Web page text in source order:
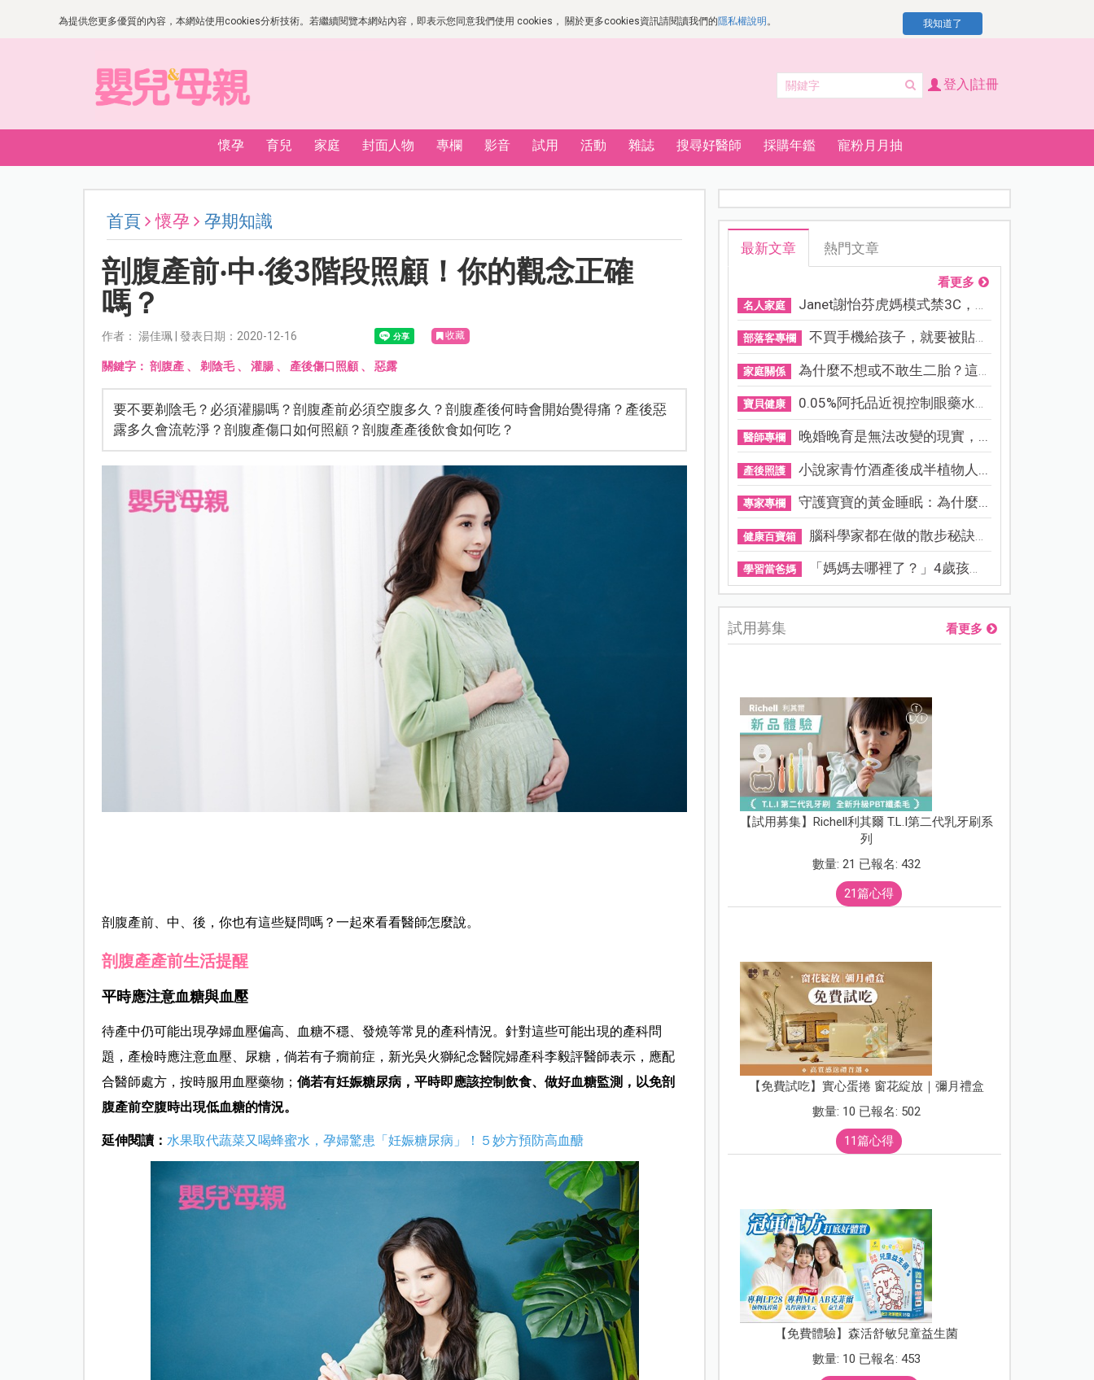
為提供您更多優質的內容，本網站使用cookies分析技術。若繼續閱覽本網站內容，即表示您同意我們使用 cookies， 關於更多cookies資訊請閱讀我們的隱私權說明 。 我知道了
登入|註冊
懷孕 育兒 家庭 封面人物 專欄 影音 試用 活動 雜誌 搜尋好醫師 採購年鑑 寵粉月月抽
首頁 懷孕 孕期知識
剖腹產前‧中‧後3階段照顧！你的觀念正確
嗎？
作者： 湯佳珮 | 發表日期：2020-12-16 收藏
關鍵字： 剖腹產、 剃陰毛、 灌腸、 產後傷口照顧、 惡露
要不要剃陰毛？必須灌腸嗎？剖腹產前必須空腹多久？剖腹產後何時會開始覺得痛？產後惡
露多久會流乾淨？剖腹產傷口如何照顧？剖腹產產後飲食如何吃？
剖腹產前、中、後，你也有這些疑問嗎？一起來看看醫師怎麼說。
剖腹產產前生活提醒
平時應注意血糖與血壓
待產中仍可能出現孕婦血壓偏高、血糖不穩、發燒等常見的產科情況。針對這些可能出現的產科問
題，產檢時應注意血壓、尿糖，倘若有子癇前症，新光吳火獅紀念醫院婦產科李毅評醫師表示， 應配
合醫師處方，按時服用血壓藥物； 倘若有妊娠糖尿病，平時即應該控制飲食、做好血糖監測，以免剖
腹產前空腹時出現低血糖的情況。
延伸閱讀： 水果取代蔬菜又喝蜂蜜水，孕婦驚患「妊娠糖尿病」！５妙方預防高血醣
最新文章 熱門文章
看更多
名人家庭 Janet謝怡芬虎媽模式禁3C，看...
部落客專欄 不買手機給孩子，就要被貼「...
家庭關係 為什麼不想或不敢生二胎？這8...
寶貝健康 0.05%阿托品近視控制眼藥水納...
醫師專欄 晚婚晚育是無法改變的現實，...
產後照護 小說家青竹酒產後成半植物人...
專家專欄 守護寶寶的黃金睡眠：為什麼...
健康百寶箱 腦科學家都在做的散步秘訣！...
學習當爸媽 「媽媽去哪裡了？」4歲孩子還...
試用募集 看更多
【試用募集】Richell利其爾 T.L.I第二代乳牙刷系
列
數量: 21 已報名: 432
21篇心得
【免費試吃】實心蛋捲 窗花綻放｜彌月禮盒
數量: 10 已報名: 502
11篇心得
【免費體驗】森活舒敏兒童益生菌
數量: 10 已報名: 453